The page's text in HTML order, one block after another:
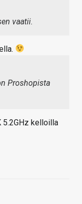
vaatii.
Proshopista
5.2GHz kelloilla